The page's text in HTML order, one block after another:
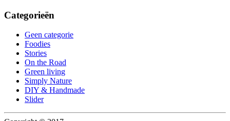
Categorieën
Geen categorie
Foodies
Stories
On the Road
Green living
Simply Nature
DIY & Handmade
Slider